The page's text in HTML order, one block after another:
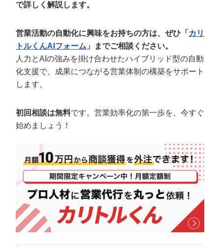
取締役メッセージ（株本祐己）
業務委託
認定パートナー
動画ディレクター
インターン
マーケマネージャー
カスタマーサクセスマネージャー
常勤監査役
で詳しく解説します。
営業活動の自動化に興味をお持ちの方は、ぜひ「 カリ
トルくんAIフォーム 」までご相談ください。
人力とAIの強みを掛け合わせたハイブリッド型の自動
化支援で、成果につながる営業体制の構築をサポート
します。
初回相談は無料です。営業効率化の第一歩を、今すぐ
始めましょう！